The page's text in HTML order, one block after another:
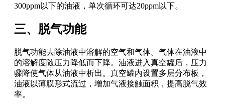
300ppm以下的油液，单次循环可达20ppm以下。
三、脱气功能
脱气功能去除油液中溶解的空气和气体。气体在油液中
的溶解度随压力降低而下降。油液进入真空罐后，压力
骤降使气体从油液中析出。真空罐内设置多层分布板，
油液以薄膜形式流过，增加气液接触面积，提高脱气效
率。